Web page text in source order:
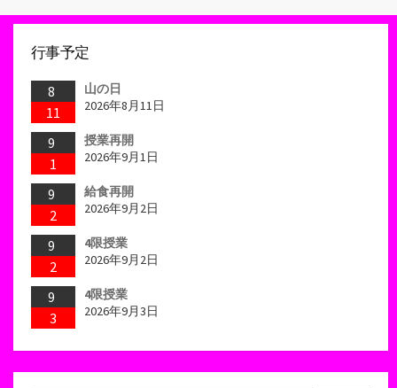
行事予定
8
11
山の日
2026年8月11日
9
1
授業再開
2026年9月1日
9
2
給食再開
2026年9月2日
9
2
4限授業
2026年9月2日
9
3
4限授業
2026年9月3日